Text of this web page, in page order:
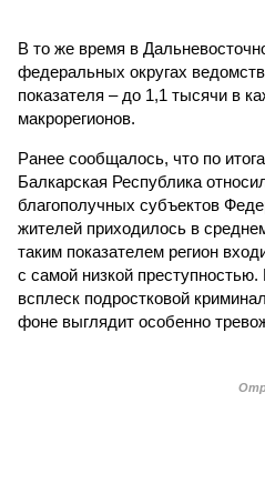
В то же время в
федеральных округах
показателя – до 1,1 тысячи в
макрорегионов.
Ранее сообщалось, что по
Балкарская Республика
благополучных субъектов
жителей приходилось в
таким показателем регион
с самой низкой
всплеск подростковой
фоне выглядит особенно